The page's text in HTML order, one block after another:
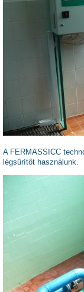
A FERMASSICC
légsűrítőt használunk.